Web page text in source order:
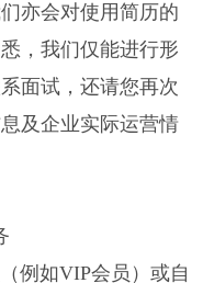
亦会对使用简历的
，我们仅能进行形
面试，还请您再次
及企业实际运营情
如VIP会员）或自